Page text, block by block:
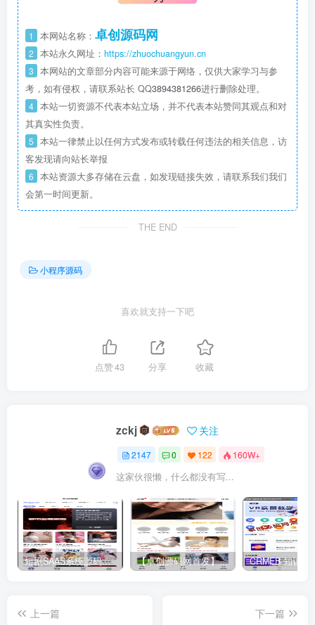
1 本网站名称： 卓创源码网
2 本站永久网址： https://zhuochuangyun.cn
3 本网站的文章部分内容可能来源于网络，仅供大家学习与参
考，如有侵权，请联系站长 QQ3894381266进行删除处理。
4 本站一切资源不代表本站立场，并不代表本站赞同其观点和对
其真实性负责。
5 本站一律禁止以任何方式发布或转载任何违法的相关信息，访
客发现请向站长举报
6 本站资源大多存储在云盘，如发现链接失效，请联系我们我们
会第一时间更新。
THE END
小程序源码
喜欢就支持一下吧
点赞43 分享 收藏
zckj 关注
2147 0 122 160W+
这家伙很懒，什么都没有写...
短剧SAAS系统源码｜多端分销+云存储+多租户架构 【卓创源码网首发】全开源视频打赏系统源码｜双模板+代理分站+易支付对接｜API全面修复｜站长盈利利器！​
上一篇
下一篇